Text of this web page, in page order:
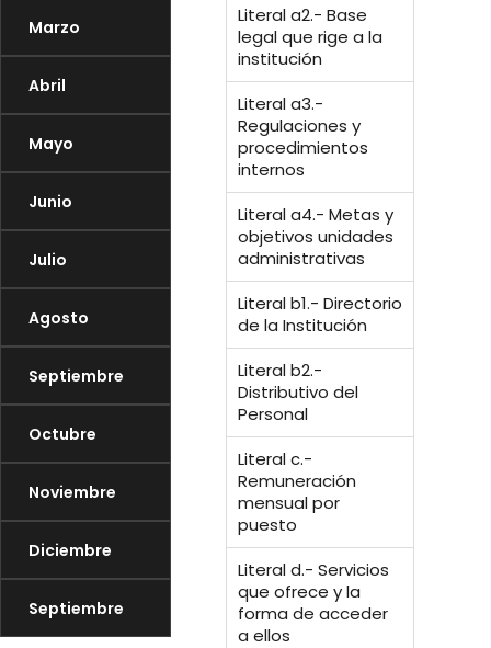
Marzo
Abril
Mayo
Junio
Julio
Agosto
Septiembre
Octubre
Noviembre
Diciembre
Septiembre
Literal a2.- Base
legal que rige a la
institución
Literal a3.-
Regulaciones y
procedimientos
internos
Literal a4.- Metas y
objetivos unidades
administrativas
Literal b1.- Directorio
de la Institución
Literal b2.-
Distributivo del
Personal
Literal c.-
Remuneración
mensual por
puesto
Literal d.- Servicios
que ofrece y la
forma de acceder
a ellos